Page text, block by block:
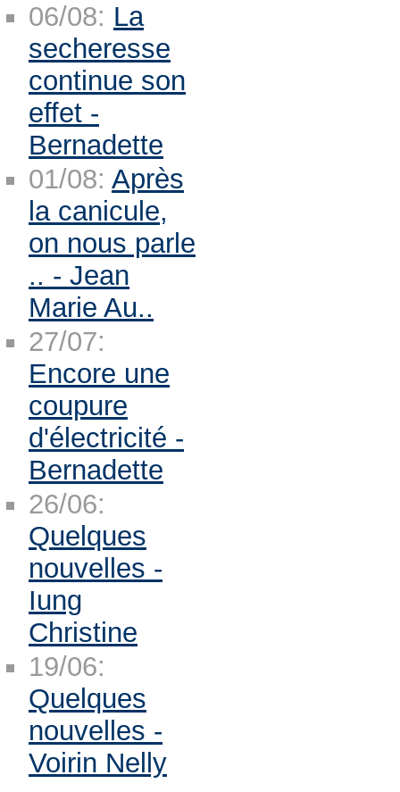
06/08: La
secheresse
continue son
effet -
Bernadette
01/08: Après
la canicule,
on nous parle
.. - Jean
Marie Au..
27/07:
Encore une
coupure
d'électricité -
Bernadette
26/06:
Quelques
nouvelles -
Iung
Christine
19/06:
Quelques
nouvelles -
Voirin Nelly